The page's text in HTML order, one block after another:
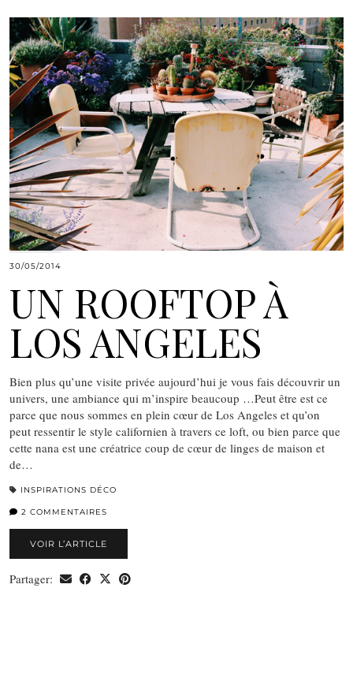
30/05/2014
UN ROOFTOP À
LOS ANGELES
Bien plus qu’une visite privée aujourd’hui je vous fais découvrir un
univers, une ambiance qui m’inspire beaucoup …Peut être est ce
parce que nous sommes en plein cœur de Los Angeles et qu’on
peut ressentir le style californien à travers ce loft, ou bien parce que
cette nana est une créatrice coup de cœur de linges de maison et
de…
INSPIRATIONS DÉCO
2 COMMENTAIRES
VOIR L’ARTICLE
Partager: